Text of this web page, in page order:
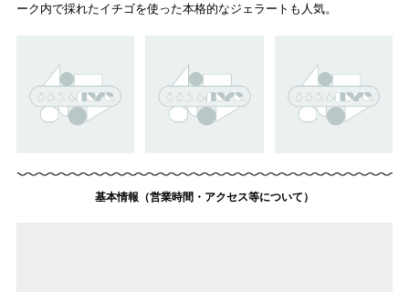
ーク内で採れたイチゴを使った本格的なジェラートも人気。
基本情報（営業時間・アクセス等について）